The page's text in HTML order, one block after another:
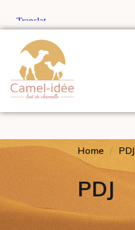
Home PDJ
PDJ